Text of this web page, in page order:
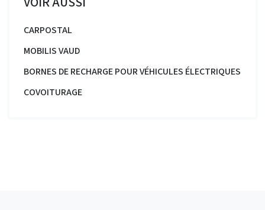
CARPOSTAL
MOBILIS VAUD
BORNES DE RECHARGE POUR VÉHICULES ÉLECTRIQUES
COVOITURAGE